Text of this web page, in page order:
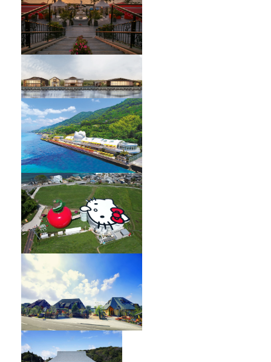
HELLO KITTY SHOWBOX
オーベルジュ フレンチの森